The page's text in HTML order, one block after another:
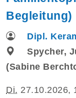
Begleitung)
Dipl.
Spycher,
(Sabine
Di. 27.10.2026,